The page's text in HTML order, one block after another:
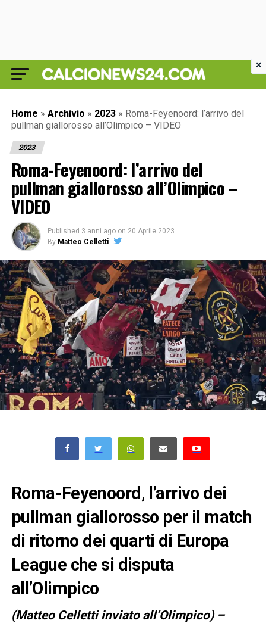
Home » Archivio » 2023 » Roma-Feyenoord: l’arrivo del
pullman giallorosso all’Olimpico – VIDEO
2023
Roma-Feyenoord: l’arrivo del
pullman giallorosso all’Olimpico –
VIDEO
Published 3 anni ago on 20 Aprile 2023
By Matteo Celletti
Roma-Feyenoord, l’arrivo dei
pullman giallorosso per il match
di ritorno dei quarti di Europa
League che si disputa
all’Olimpico
(Matteo Celletti inviato all’Olimpico) –
×